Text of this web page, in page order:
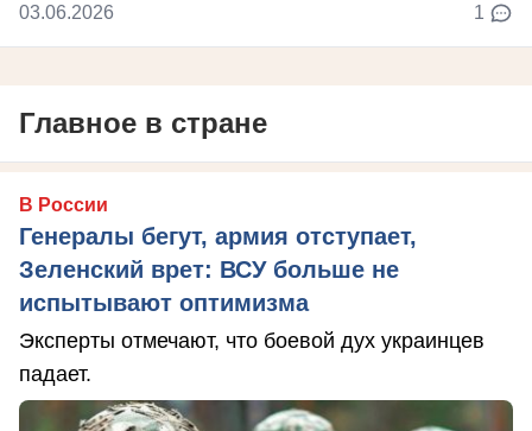
03.06.2026 1
Главное в стране
В России
Генералы бегут, армия отступает,
Зеленский врет: ВСУ больше не
испытывают оптимизма
Эксперты отмечают, что боевой дух украинцев
падает.